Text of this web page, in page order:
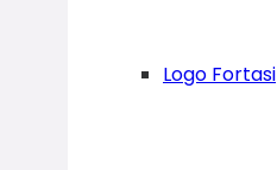
Logo Fortasi